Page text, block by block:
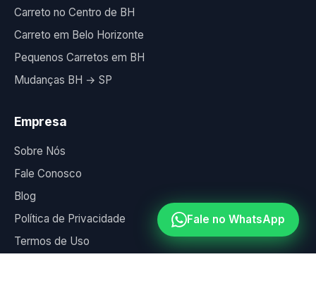
Carreto no Centro de BH
Carreto em Belo Horizonte
Pequenos Carretos em BH
Mudanças BH → SP
Empresa
Sobre Nós
Fale Conosco
Blog
Política de Privacidade
Termos de Uso
Fale no WhatsApp